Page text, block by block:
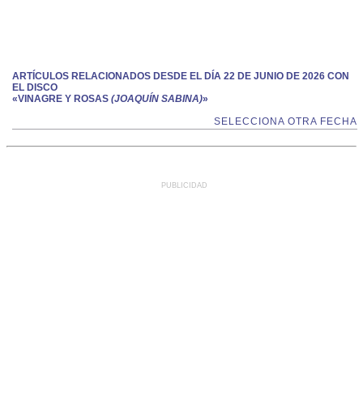
ARTÍCULOS RELACIONADOS DESDE EL DÍA 22 DE JUNIO DE 2026 CON
EL DISCO
«VINAGRE Y ROSAS (JOAQUÍN SABINA)»
SELECCIONA OTRA FECHA
PUBLICIDAD